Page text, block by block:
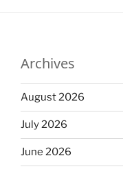
Archives
August 2026
July 2026
June 2026